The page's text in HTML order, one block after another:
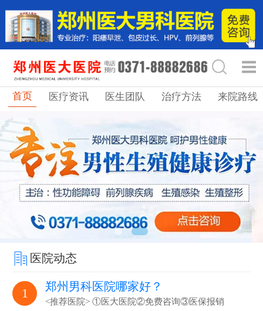
首页 医疗资讯 医生团队 治疗方法 来院路线
医院动态
1 郑州男科医院哪家好？
<推荐医院> ①医大医院②免费咨询③医保报销